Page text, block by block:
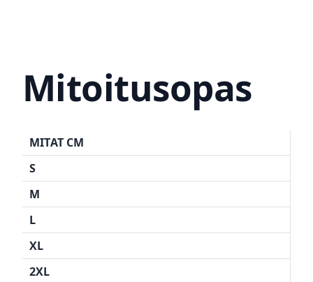
Mitoitusopas
MITAT CM
S
M
L
XL
2XL